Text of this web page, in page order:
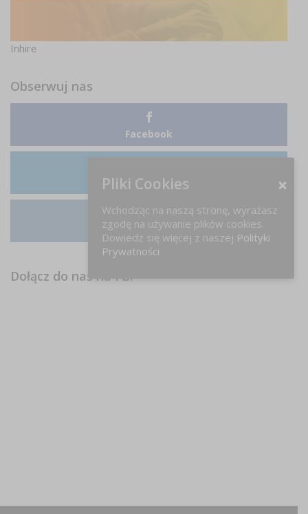
Inhire
Obserwuj nas
Facebook
LinkedIn
Instagram
Dołącz do nas na FB!
Pliki Cookies
Wchodząc na naszą stronę, wyrażasz
zgodę na używanie plików cookies.
Dowiedz się więcej z naszej Polityki
Prywatności